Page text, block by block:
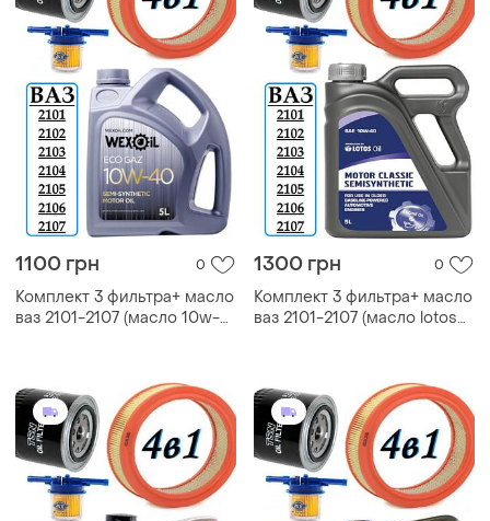
1100 грн 0
Комплект 3 фильтра+ масло
ваз 2101-2107 (масло 10w-
1300 грн 0
Комплект 3 фильтра+ масло
ваз 2101-2107 (масло lotos